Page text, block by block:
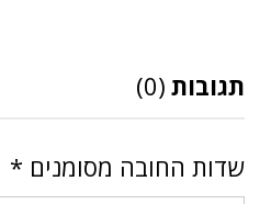
תגובות (0)
שדות החובה מסומנים *